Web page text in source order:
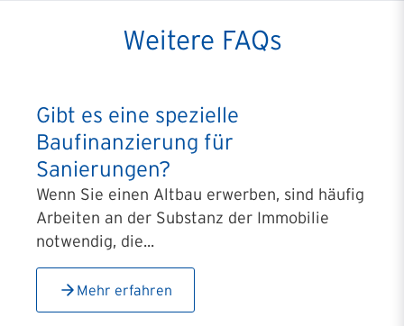
Weitere FAQs
Gibt es eine spezielle
Baufinanzierung für
Sanierungen?
Wenn Sie einen Altbau erwerben, sind häufig
Arbeiten an der Substanz der Immobilie
notwendig, die...
Mehr erfahren